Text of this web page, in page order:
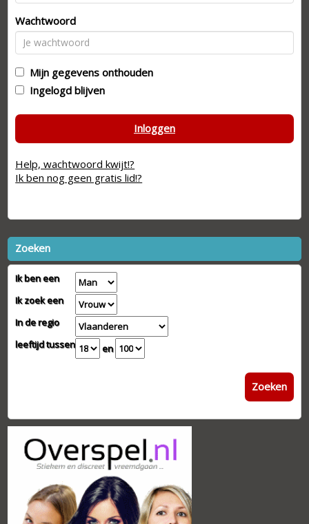
Wachtwoord
Mijn gegevens onthouden
Ingelogd blijven
Inloggen
Help, wachtwoord kwijt!?
Ik ben nog geen gratis lid!?
Zoeken
Ik ben een
Ik zoek een
In de regio
leeftijd tussen
en
Zoeken